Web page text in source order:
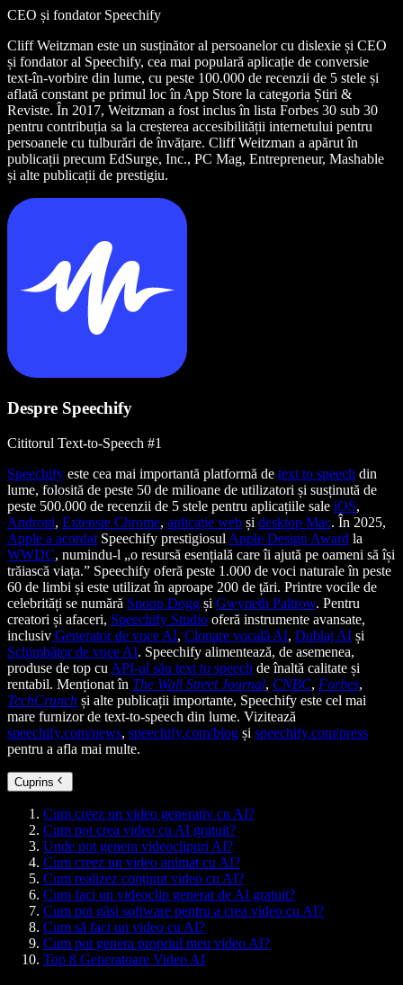
CEO și fondator Speechify
Cliff Weitzman este un susținător al persoanelor cu dislexie și CEO
și fondator al Speechify, cea mai populară aplicație de conversie
text-în-vorbire din lume, cu peste 100.000 de recenzii de 5 stele și
aflată constant pe primul loc în App Store la categoria Știri &
Reviste. În 2017, Weitzman a fost inclus în lista Forbes 30 sub 30
pentru contribuția sa la creșterea accesibilității internetului pentru
persoanele cu tulburări de învățare. Cliff Weitzman a apărut în
publicații precum EdSurge, Inc., PC Mag, Entrepreneur, Mashable
și alte publicații de prestigiu.
Despre Speechify
Cititorul Text-to-Speech #1
Speechify este cea mai importantă platformă de text to speech din
lume, folosită de peste 50 de milioane de utilizatori și susținută de
peste 500.000 de recenzii de 5 stele pentru aplicațiile sale iOS,
Android, Extensie Chrome, aplicație web și desktop Mac. În 2025,
Apple a acordat Speechify prestigiosul Apple Design Award la
WWDC, numindu-l „o resursă esențială care îi ajută pe oameni să își
trăiască viața.” Speechify oferă peste 1.000 de voci naturale în peste
60 de limbi și este utilizat în aproape 200 de țări. Printre vocile de
celebrități se numără Snoop Dogg și Gwyneth Paltrow. Pentru
creatori și afaceri, Speechify Studio oferă instrumente avansate,
inclusiv Generator de voce AI, Clonare vocală AI, Dublaj AI și
Schimbător de voce AI. Speechify alimentează, de asemenea,
produse de top cu API-ul său text to speech de înaltă calitate și
rentabil. Menționat în The Wall Street Journal, CNBC, Forbes,
TechCrunch și alte publicații importante, Speechify este cel mai
mare furnizor de text-to-speech din lume. Vizitează
speechify.com/news, speechify.com/blog și speechify.com/press
pentru a afla mai multe.
Cuprins
Cum creez un video generativ cu AI?
Cum pot crea video cu AI gratuit?
Unde pot genera videoclipuri AI?
Cum creez un video animat cu AI?
Cum realizez conținut video cu AI?
Cum faci un videoclip generat de AI gratuit?
Cum pot găsi software pentru a crea video cu AI?
Cum să faci un video cu AI?
Cum pot genera propriul meu video AI?
Top 8 Generatoare Video AI